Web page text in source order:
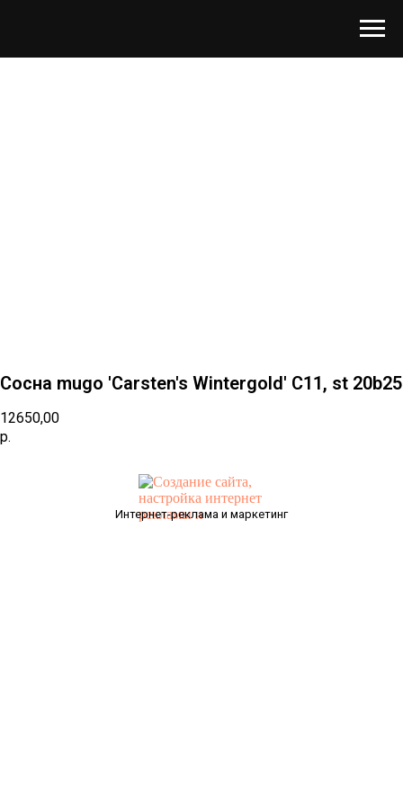
Сосна mugo 'Carsten's Wintergold' C11, st 20b25
12650,00
р.
Интернет-реклама и маркетинг